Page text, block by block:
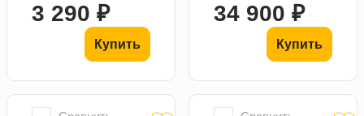
3 290 ₽
Купить
34 900 ₽
Купить